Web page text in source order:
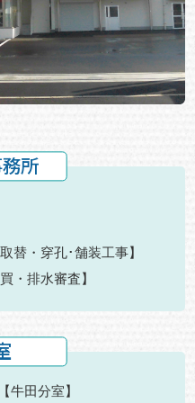
所
替・穿孔･舗装工事】
・排水審査】
牛田分室】